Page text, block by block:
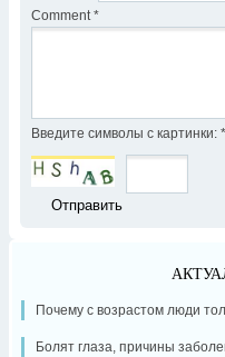
Comment *
Введите символы с картинки: *
Почему с возрастом люди
Болят глаза, причины